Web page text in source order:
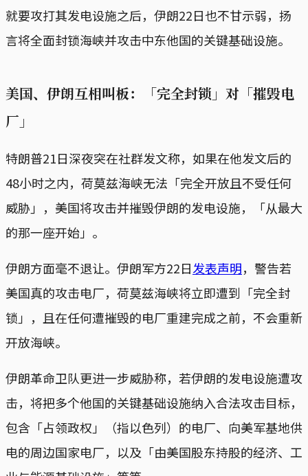
就要攻打其发电设施之后，伊朗22日也不甘示弱，扬
言将全面封锁海峡并攻击中东他国的关键基础设施。
美国、伊朗互相叫板：「完全封锁」对「摧毁电
厂」
特朗普21日深夜突在社群发文称，如果在他发文后的
48小时之内，荷莫兹海峡无法「完全开放且不受任何
威胁」，美国将攻击并摧毁伊朗的发电设施，「从最大
的那一座开始」。
伊朗方面毫不退让。伊朗军方22日发表声明，警告若
美国真的攻击电厂，荷莫兹海峡将立即遭到「完全封
锁」，且在任何遭摧毁的电厂重建完成之前，不会重新
开放海峡。
伊朗革命卫队更进一步威胁称，若伊朗的发电设施遭攻
击，将把多个他国的关键基础设施纳入合法攻击目标，
包含「占领政权」（指以色列）的电厂、向美军基地供
电的周边国家电厂，以及「由美国股东持股的经济、工